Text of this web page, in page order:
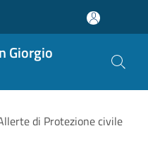
Giorgio
di Protezione civile